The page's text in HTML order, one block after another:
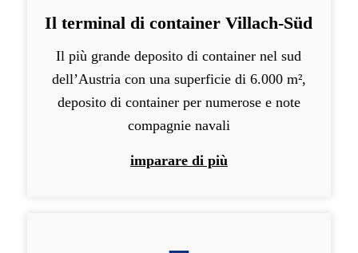
Il terminal di container Villach-Süd
Il più grande deposito di container nel sud
dell’Austria con una superficie di 6.000 m²,
deposito di container per numerose e note
compagnie navali
imparare di più